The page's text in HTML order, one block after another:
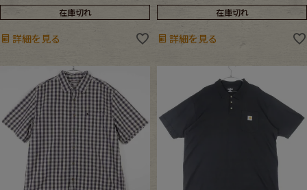
小物・アクセサリーから探す
Bag Stall・Scarf
Accessory
Belt antique goods
在庫切れ
詳細を見る
在庫切れ
詳細を見る